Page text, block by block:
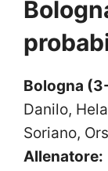
Bologna
Danilo,
Soriano,
Allenatore: